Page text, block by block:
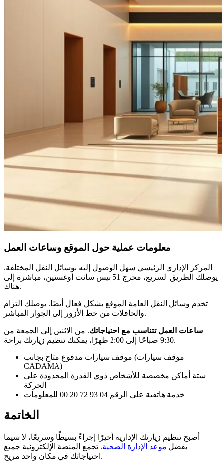
معلومات عملية حول الموقع وساعات العمل
المركز الإداري الرئيسي سهل الوصول إليه بوسائل النقل المختلفة.
يوصلك الطريق السريع، مخرج 51 نيس سانت أوغستين، مباشرة إلى
هناك.
تخدم وسائل النقل العامة الموقع بشكل فعال أيضًا. يوصلك الترام
والحافلات من خط الأزور إلى الجوار المباشر.
ساعات العمل تتناسب مع احتياجاتك. من الاثنين إلى الجمعة من
9:30 صباحًا إلى 2:00 ظهرًا، يمكنك تنظيم زيارتك براحة.
موقف سيارات مدفوع متاح بجانب (موقف سيارات
CADAMA)
ستة أماكن مخصصة للأشخاص ذوي القدرة المحدودة على
الحركة
خدمة هاتفية على الرقم 04 93 72 20 00 للمعلومات
الخاتمة
أصبح تنظيم زيارتك الإدارية أخيرًا إجراءً بسيطًا وسريعًا، لا سيما
بفضل موعد الإدارة الصحية. تجمع المنصة الإلكترونية جميع
احتياجاتك في مكان واحد مريح.